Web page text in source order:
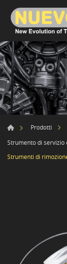
Prodotti
Strumento di
Strumenti di